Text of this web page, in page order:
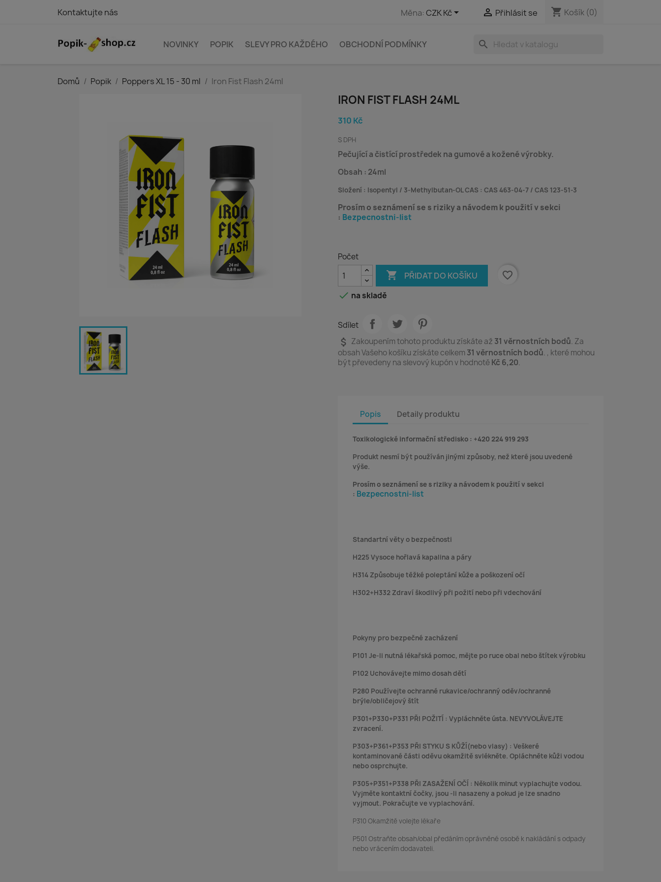
Kontaktujte nás Měna: CZK Kč  Přihlásit se shopping_cart Košík (0)
NOVINKY POPIK SLEVY PRO KAŽDÉHO OBCHODNÍ PODMÍNKY search
Domů Popik Poppers XL 15 - 30 ml Iron Fist Flash 24ml
IRON FIST FLASH 24ML
310 Kč
S DPH
Pečující a čistící prostředek na gumové a kožené výrobky.
Obsah : 24ml
Složení : Isopentyl / 3-Methylbutan-OL CAS : CAS 463-04-7 / CAS 123-51-3
Prosím o seznámení se s riziky a návodem k použití v sekci
: Bezpecnostni-list
Počet
 PŘIDAT DO KOŠÍKU
favorite_border
 na skladě
Sdílet
attach_money Zakoupením tohoto produktu získáte až 31 věrnostních bodů. Za
obsah Vašeho košíku získáte celkem 31 věrnostních bodů. , které mohou
být převedeny na slevový kupón v hodnotěKč 6,20.
Popis Detaily produktu
Toxikologické informační středisko : +420 224 919 293
Produkt nesmí být používán jinými způsoby, než které jsou uvedené
výše.
Prosím o seznámení se s riziky a návodem k použití v sekci
: Bezpecnostni-list
Standartní věty o bezpečnosti
H225 Vysoce hořlavá kapalina a páry
H314 Způsobuje těžké poleptání kůže a poškození očí
H302+H332 Zdraví škodlivý při požití nebo při vdechování
Pokyny pro bezpečné zacházení
P101 Je-li nutná lékařská pomoc, mějte po ruce obal nebo štítek výrobku
P102 Uchovávejte mimo dosah dětí
P280 Používejte ochranné rukavice/ochranný oděv/ochranné
brýle/obličejový štít
P301+P330+P331 PŘI POŽITÍ : Vypláchněte ústa. NEVYVOLÁVEJTE
zvracení.
P303+P361+P353 PŘI STYKU S KŮŽÍ(nebo vlasy) : Veškeré
kontaminované části oděvu okamžitě svlékněte. Opláchněte kůži vodou
nebo osprchujte.
P305+P351+P338 PŘI ZASAŽENÍ OČÍ : Několik minut vyplachujte vodou.
Vyjměte kontaktní čočky, jsou -li nasazeny a pokud je lze snadno
vyjmout. Pokračujte ve vyplachování.
P310 Okamžitě volejte lékaře
P501 Ostraňte obsah/obal předáním oprávněné osobě k nakládání s odpady
nebo vrácením dodavateli.